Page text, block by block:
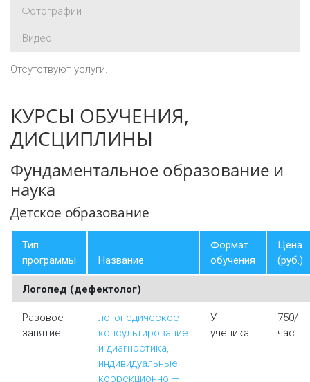
Фотографии
Видео
Отсутствуют услуги.
КУРСЫ ОБУЧЕНИЯ,
ДИСЦИПЛИНЫ
Фундаментальное образование и
наука
Детское образование
Тип
программы
Название
Формат
обучения
Цена
(руб.)
Логопед (дефектолог)
Разовое
занятие
логопедическое
консультирование
и диагностика,
индивидуальные
коррекционно —
У
ученика
750/
час